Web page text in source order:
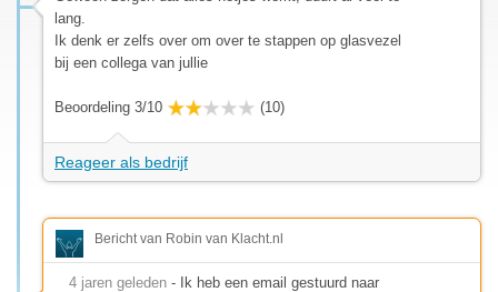
lang.
Ik denk er zelfs over om over te stappen op glasvezel
bij een collega van jullie
Beoordeling 3/10 (10)
Reageer als bedrijf
Bericht van Robin van Klacht.nl
4 jaren geleden - Ik heb een email gestuurd naar